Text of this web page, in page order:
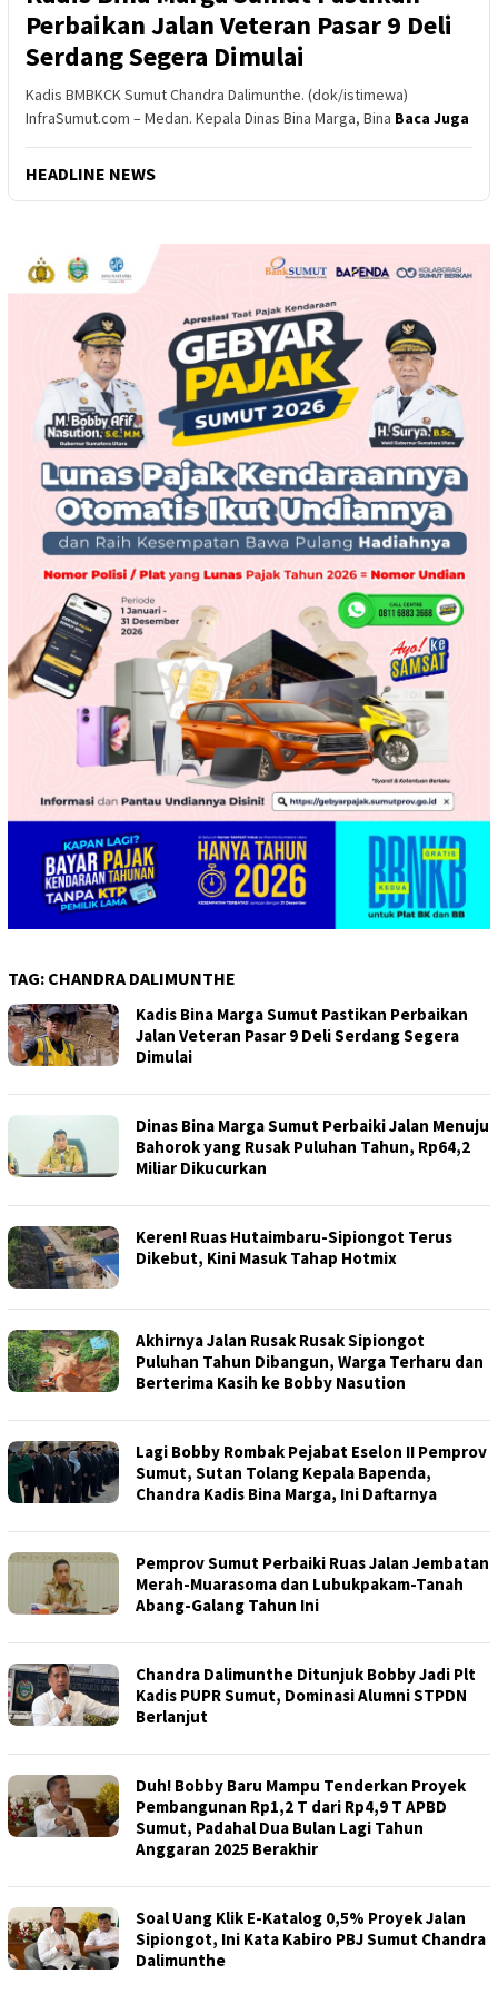
Perbaikan Jalan Veteran Pasar 9 Deli
Serdang Segera Dimulai
Kadis BMBKCK Sumut Chandra Dalimunthe. (dok/istimewa)
InfraSumut.com – Medan. Kepala Dinas Bina Marga, Bina Baca Juga
HEADLINE NEWS
TAG: CHANDRA DALIMUNTHE
Kadis Bina Marga Sumut Pastikan Perbaikan
Jalan Veteran Pasar 9 Deli Serdang Segera
Dimulai
Dinas Bina Marga Sumut Perbaiki Jalan Menuju
Bahorok yang Rusak Puluhan Tahun, Rp64,2
Miliar Dikucurkan
Keren! Ruas Hutaimbaru-Sipiongot Terus
Dikebut, Kini Masuk Tahap Hotmix
Akhirnya Jalan Rusak Rusak Sipiongot
Puluhan Tahun Dibangun, Warga Terharu dan
Berterima Kasih ke Bobby Nasution
Lagi Bobby Rombak Pejabat Eselon II Pemprov
Sumut, Sutan Tolang Kepala Bapenda,
Chandra Kadis Bina Marga, Ini Daftarnya
Pemprov Sumut Perbaiki Ruas Jalan Jembatan
Merah-Muarasoma dan Lubukpakam-Tanah
Abang-Galang Tahun Ini
Chandra Dalimunthe Ditunjuk Bobby Jadi Plt
Kadis PUPR Sumut, Dominasi Alumni STPDN
Berlanjut
Duh! Bobby Baru Mampu Tenderkan Proyek
Pembangunan Rp1,2 T dari Rp4,9 T APBD
Sumut, Padahal Dua Bulan Lagi Tahun
Anggaran 2025 Berakhir
Soal Uang Klik E-Katalog 0,5% Proyek Jalan
Sipiongot, Ini Kata Kabiro PBJ Sumut Chandra
Dalimunthe